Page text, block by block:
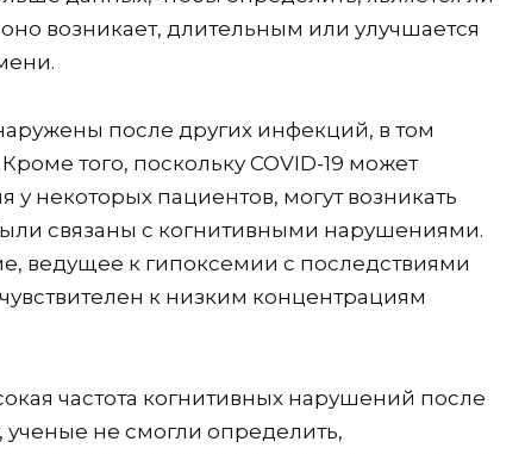
возникает, длительным или улучшается
после других инфекций, в том
того, поскольку COVID-19 может
у некоторых пациентов, могут возникать
связаны с когнитивными нарушениями.
ведущее к гипоксемии с последствиями
к низким концентрациям
частота когнитивных нарушений после
ученые не смогли определить,